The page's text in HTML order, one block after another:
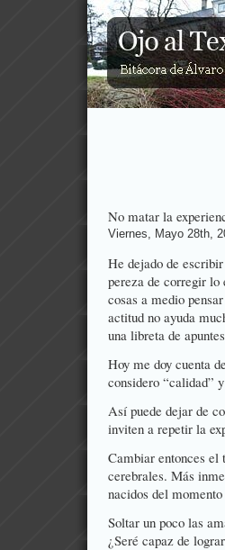
No matar la
Viernes, Mayo 28th,
He dejado de
pereza de corregir
cosas a medio
actitud no ayuda
una libreta de
Hoy me doy cuenta
considero “calidad”
Así puede dejar de
inviten a repetir la
Cambiar entonces el
cerebrales. Más
nacidos del
Soltar un poco las
¿Seré capaz de